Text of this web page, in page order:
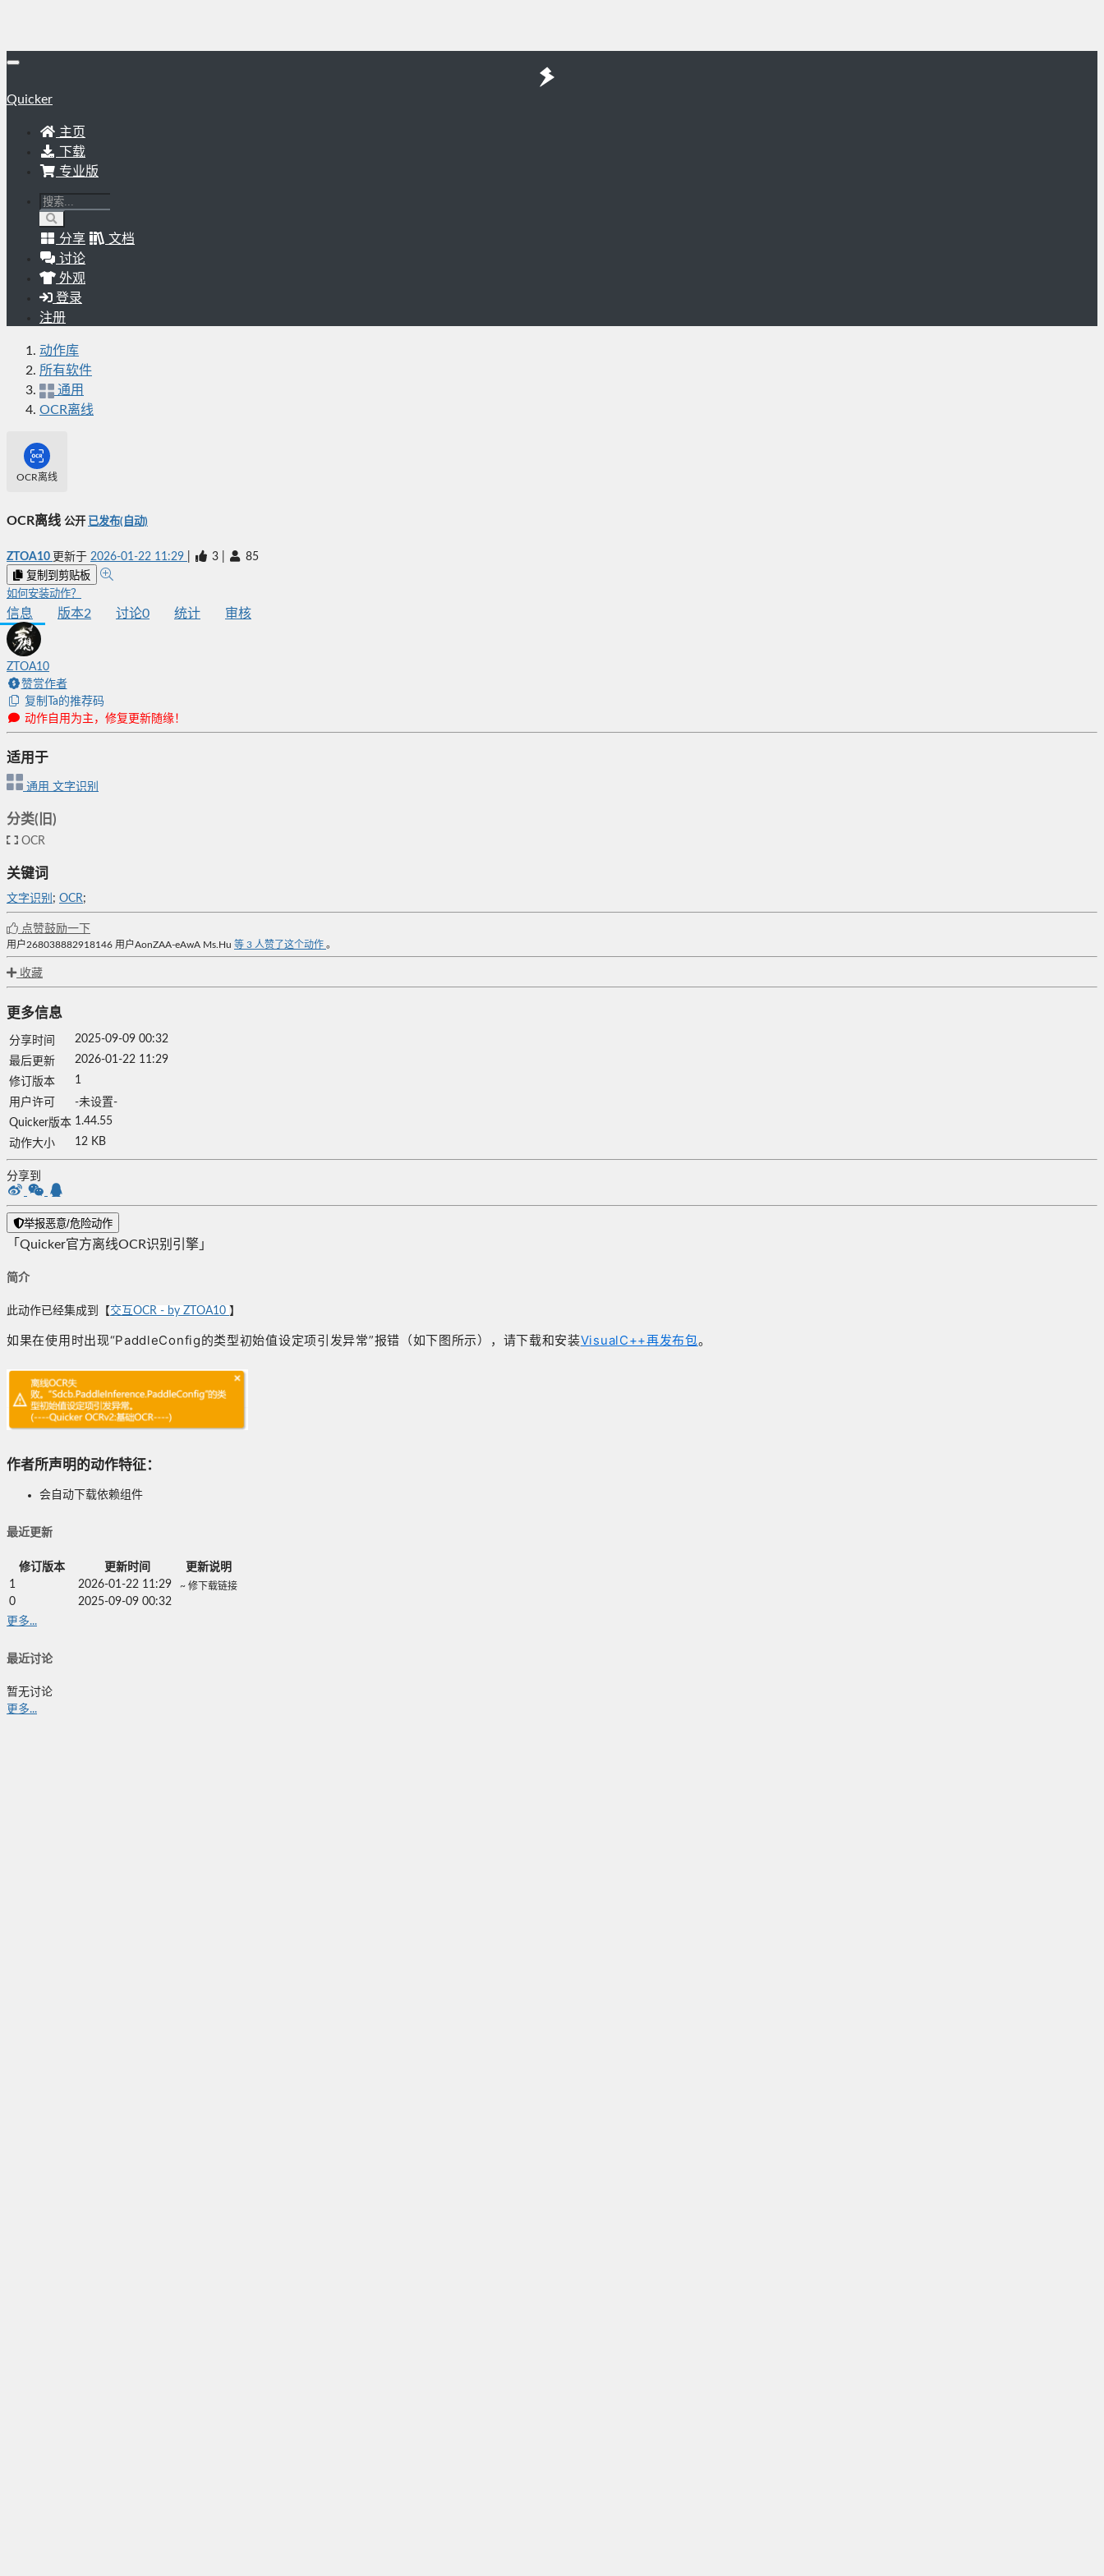
Quicker
主页
下载
专业版
分享
文档
讨论
外观
登录
注册
动作库
所有软件
通用
OCR离线
OCR离线
OCR离线 公开 已发布(自动)
ZTOA10 更新于 2026-01-22 11:29 3 85
复制到剪贴板
如何安装动作？
信息 版本2 讨论0 统计 审核
ZTOA10
赞赏作者
复制Ta的推荐码
动作自用为主，修复更新随缘！
适用于
通用 文字识别
分类(旧)
OCR
关键词
文字识别 ; OCR;
点赞鼓励一下
用户268038882918146 用户AonZAA-eAwA Ms.Hu 等 3 人赞了这个动作 。
收藏
更多信息
分享时间
2025-09-09 00:32
最后更新
2026-01-22 11:29
修订版本
1
用户许可
-未设置-
Quicker版本 1.44.55
动作大小
12 KB
分享到
举报恶意/危险动作
「Quicker官方离线OCR识别引擎」
简介
此动作已经集成到【交互OCR - by ZTOA10 】
如果在使用时出现“PaddleConfig的类型初始值设定项引发异常”报错（如下图所示），请下载和安装VisualC++再发布包。
作者所声明的动作特征：
会自动下载依赖组件
最近更新
修订版本 更新时间
更新说明
1
2026-01-22 11:29 ~ 修下载链接
0
2025-09-09 00:32
更多...
最近讨论
暂无讨论
更多...